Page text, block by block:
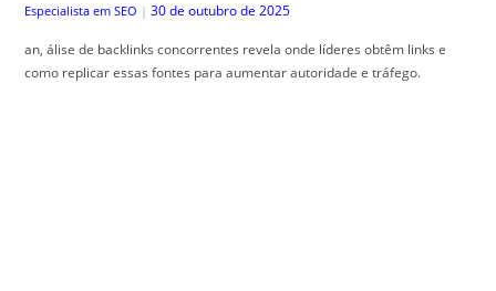
Especialista em SEO | 30 de outubro de 2025
an, álise de backlinks concorrentes revela onde líderes obtêm links e
como replicar essas fontes para aumentar autoridade e tráfego.